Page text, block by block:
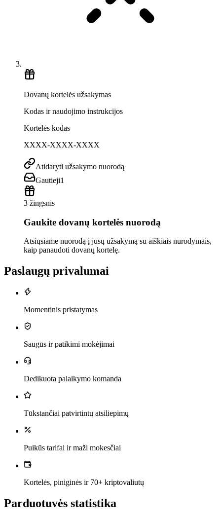
Dovanų kortelės užsakymas
Kodas ir naudojimo instrukcijos
Kortelės kodas
XXXX-XXXX-XXXX
Atidaryti užsakymo nuorodą
Gautieji1
3 žingsnis
Gaukite dovanų kortelės nuorodą
Atsiųsiame nuorodą į jūsų užsakymą su aiškiais nurodymais,
kaip panaudoti dovanų kortelę.
Paslaugų privalumai
Momentinis pristatymas
Saugūs ir patikimi mokėjimai
Dedikuota palaikymo komanda
Tūkstančiai patvirtintų atsiliepimų
Puikūs tarifai ir maži mokesčiai
Kortelės, piniginės ir 70+ kriptovaliutų
Parduotuvės statistika